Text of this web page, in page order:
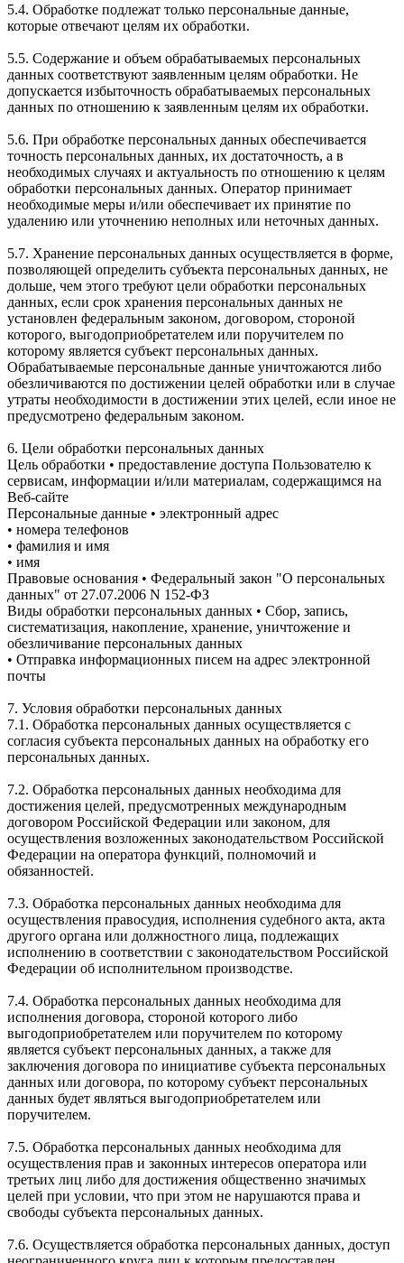
5.4. Обработке подлежат только персональные данные,
которые отвечают целям их обработки.
5.5. Содержание и объем обрабатываемых персональных
данных соответствуют заявленным целям обработки. Не
допускается избыточность обрабатываемых персональных
данных по отношению к заявленным целям их обработки.
5.6. При обработке персональных данных обеспечивается
точность персональных данных, их достаточность, а в
необходимых случаях и актуальность по отношению к целям
обработки персональных данных. Оператор принимает
необходимые меры и/или обеспечивает их принятие по
удалению или уточнению неполных или неточных данных.
5.7. Хранение персональных данных осуществляется в форме,
позволяющей определить субъекта персональных данных, не
дольше, чем этого требуют цели обработки персональных
данных, если срок хранения персональных данных не
установлен федеральным законом, договором, стороной
которого, выгодоприобретателем или поручителем по
которому является субъект персональных данных.
Обрабатываемые персональные данные уничтожаются либо
обезличиваются по достижении целей обработки или в случае
утраты необходимости в достижении этих целей, если иное не
предусмотрено федеральным законом.
6. Цели обработки персональных данных
Цель обработки • предоставление доступа Пользователю к
сервисам, информации и/или материалам, содержащимся на
Веб-сайте
Персональные данные • электронный адрес
• номера телефонов
• фамилия и имя
• имя
Правовые основания • Федеральный закон "О персональных
данных" от 27.07.2006 N 152-ФЗ
Виды обработки персональных данных • Сбор, запись,
систематизация, накопление, хранение, уничтожение и
обезличивание персональных данных
• Отправка информационных писем на адрес электронной
почты
7. Условия обработки персональных данных
7.1. Обработка персональных данных осуществляется с
согласия субъекта персональных данных на обработку его
персональных данных.
7.2. Обработка персональных данных необходима для
достижения целей, предусмотренных международным
договором Российской Федерации или законом, для
осуществления возложенных законодательством Российской
Федерации на оператора функций, полномочий и
обязанностей.
7.3. Обработка персональных данных необходима для
осуществления правосудия, исполнения судебного акта, акта
другого органа или должностного лица, подлежащих
исполнению в соответствии с законодательством Российской
Федерации об исполнительном производстве.
7.4. Обработка персональных данных необходима для
исполнения договора, стороной которого либо
выгодоприобретателем или поручителем по которому
является субъект персональных данных, а также для
заключения договора по инициативе субъекта персональных
данных или договора, по которому субъект персональных
данных будет являться выгодоприобретателем или
поручителем.
7.5. Обработка персональных данных необходима для
осуществления прав и законных интересов оператора или
третьих лиц либо для достижения общественно значимых
целей при условии, что при этом не нарушаются права и
свободы субъекта персональных данных.
7.6. Осуществляется обработка персональных данных, доступ